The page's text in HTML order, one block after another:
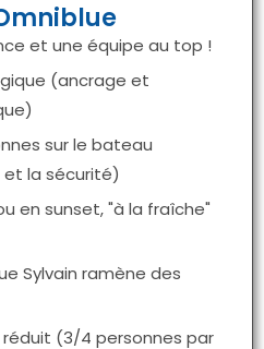
et une équipe au top !
(ancrage et
sur le bateau
la sécurité)
en sunset, "à la fraîche"
Sylvain ramène des
(3/4 personnes par